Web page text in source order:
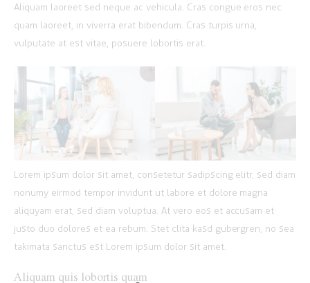
Aliquam laoreet sed neque ac vehicula. Cras congue eros nec
quam laoreet, in viverra erat bibendum. Cras turpis urna,
vulputate at est vitae, posuere lobortis erat.
Lorem ipsum dolor sit amet, consetetur sadipscing elitr, sed diam
nonumy eirmod tempor invidunt ut labore et dolore magna
aliquyam erat, sed diam voluptua. At vero eos et accusam et
justo duo dolores et ea rebum. Stet clita kasd gubergren, no sea
takimata sanctus est Lorem ipsum dolor sit amet.
Aliquam quis lobortis quam